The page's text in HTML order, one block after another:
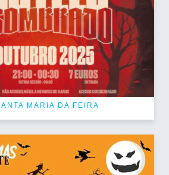
MARIA DA FEIRA